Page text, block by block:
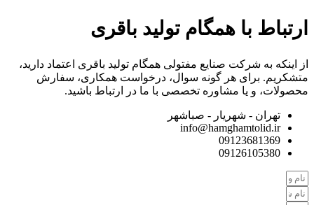
ارتباط با همگام تولید باقری
از اینکه به شرکت صنایع مفتولی همگام تولید باقری اعتماد دارید،
متشکریم. برای هر گونه سوال، درخواست همکاری، سفارش
محصولات، و یا مشاوره تخصصی با ما در ارتباط باشید.
تهران - شهریار - صباشهر
info@hamghamtolid.ir
09123681369
09126105380